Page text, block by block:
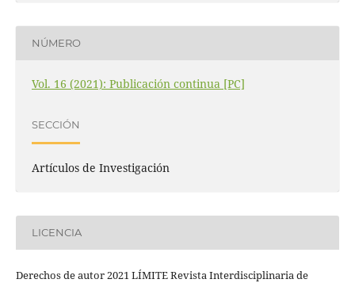
NÚMERO
Vol. 16 (2021): Publicación continua [PC]
SECCIÓN
Artículos de Investigación
LICENCIA
Derechos de autor 2021 LÍMITE Revista Interdisciplinaria de